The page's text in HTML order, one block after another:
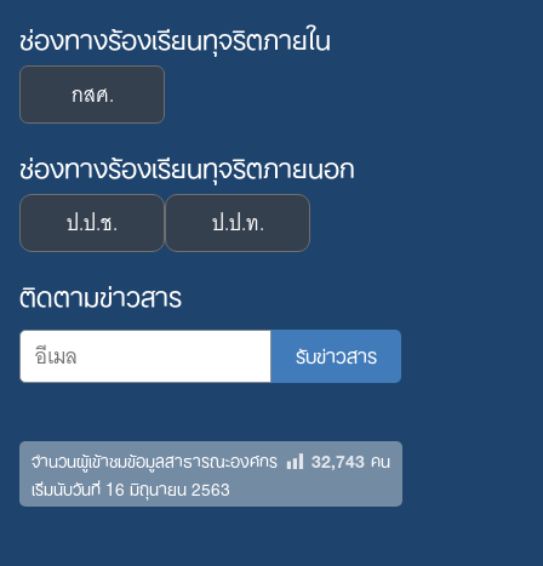
ช่องทางร้องเรียนทุจริตภายใน
กสศ.
ช่องทางร้องเรียนทุจริตภายนอก
ป.ป.ช. ป.ป.ท.
ติดตามข่าวสาร
จำนวนผู้เข้าชมข้อมูลสาธารณะองค์กร 32,743คน
เริ่มนับวันที่ 16 มิถุนายน 2563